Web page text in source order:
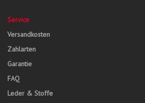
Service
Versandkosten
Zahlarten
Garantie
FAQ
Leder & Stoffe